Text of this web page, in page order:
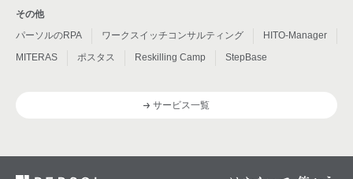
その他
パーソルのRPA
ワークスイッチコンサルティング
HITO-Manager
MITERAS
ポスタス Reskilling Camp StepBase
サービス一覧